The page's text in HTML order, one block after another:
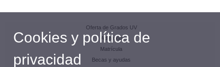
Oferta de Grados UV
Admisión
Matrícula
Becas y ayudas
Cookies y política de
privacidad